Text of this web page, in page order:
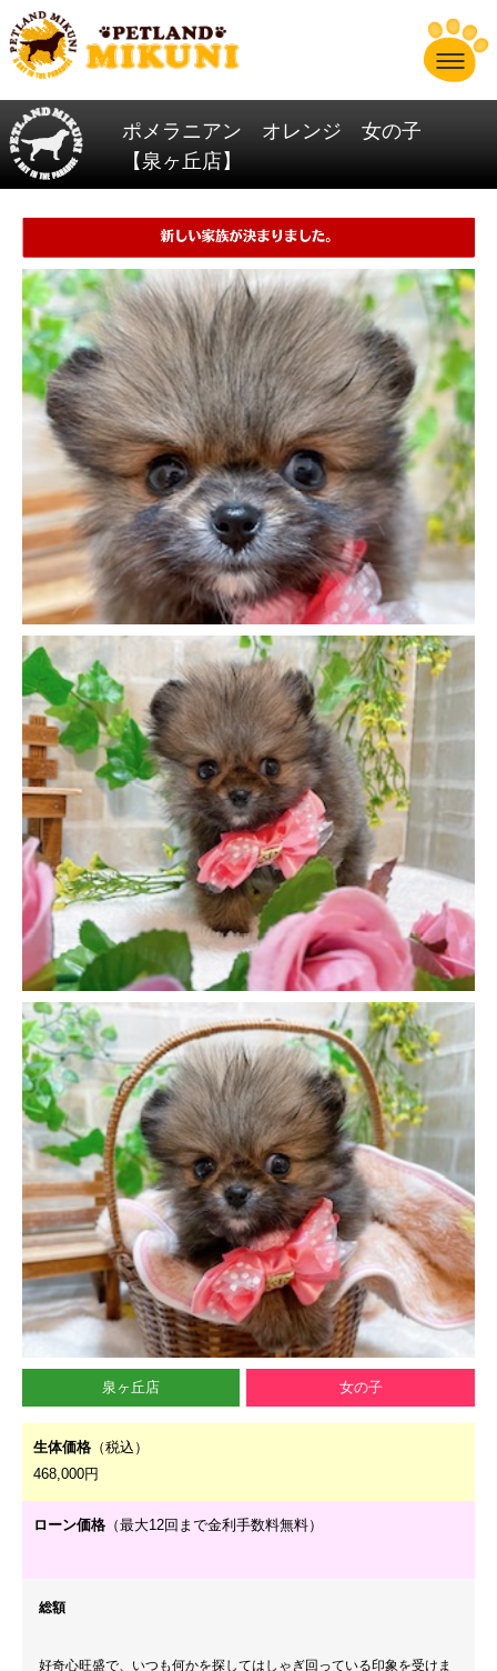
ポメラニアン オレンジ 女の子
【泉ヶ丘店】
泉ヶ丘店 女の子
生体価格 （税込）
468,000円
ローン価格 （最大12回まで金利手数料無料）
総額
好奇心旺盛で、いつも何かを探してはしゃぎ回っている印象を受けま